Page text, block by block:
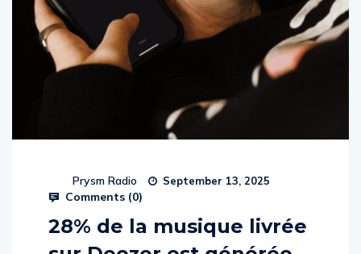
Prysm Radio September 13, 2025
Comments (0)
28% de la musique livrée